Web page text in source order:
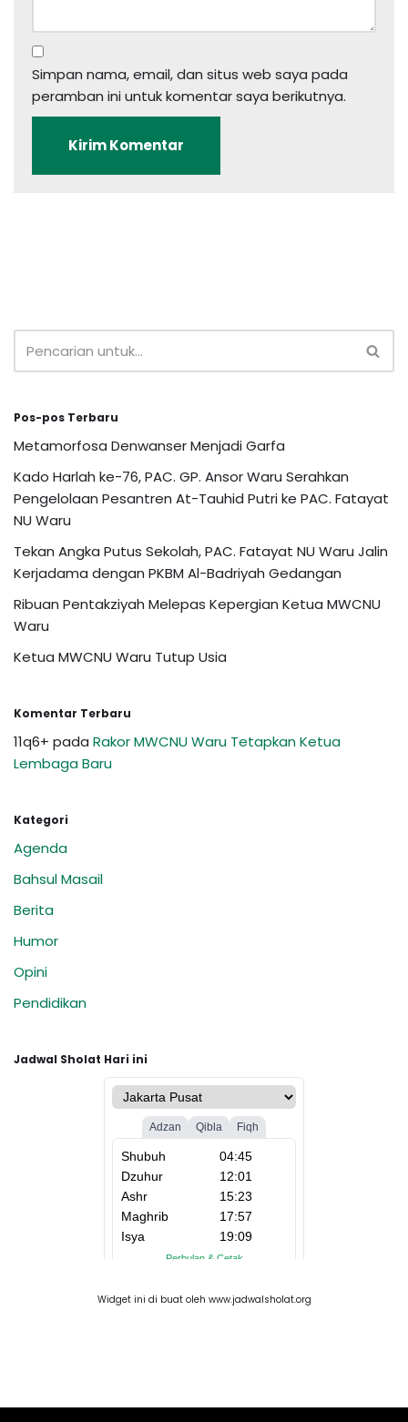
Simpan nama, email, dan situs web saya pada
peramban ini untuk komentar saya berikutnya.
Pos-pos Terbaru
Metamorfosa Denwanser Menjadi Garfa
Kado Harlah ke-76, PAC. GP. Ansor Waru Serahkan
Pengelolaan Pesantren At-Tauhid Putri ke PAC. Fatayat
NU Waru
Tekan Angka Putus Sekolah, PAC. Fatayat NU Waru Jalin
Kerjadama dengan PKBM Al-Badriyah Gedangan
Ribuan Pentakziyah Melepas Kepergian Ketua MWCNU
Waru
Ketua MWCNU Waru Tutup Usia
Komentar Terbaru
11q6+ pada Rakor MWCNU Waru Tetapkan Ketua
Lembaga Baru
Kategori
Agenda
Bahsul Masail
Berita
Humor
Opini
Pendidikan
Jadwal Sholat Hari ini
Widget ini di buat oleh www.jadwalsholat.org